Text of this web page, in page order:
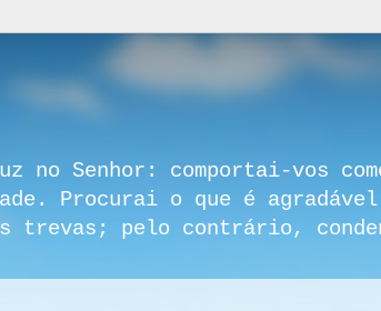
no Senhor: comportai-vos
Procurai o que é
trevas; pelo contrário,